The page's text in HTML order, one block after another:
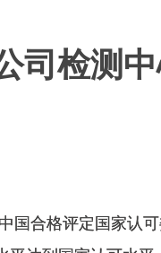
司检测
合格评定国家认可